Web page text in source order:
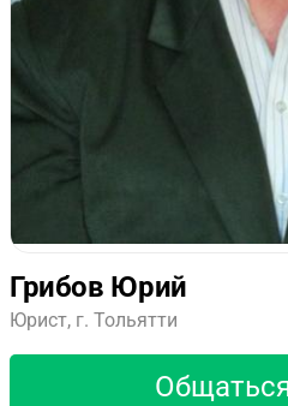
Грибов Юрий
Юрист, г. Тольятти